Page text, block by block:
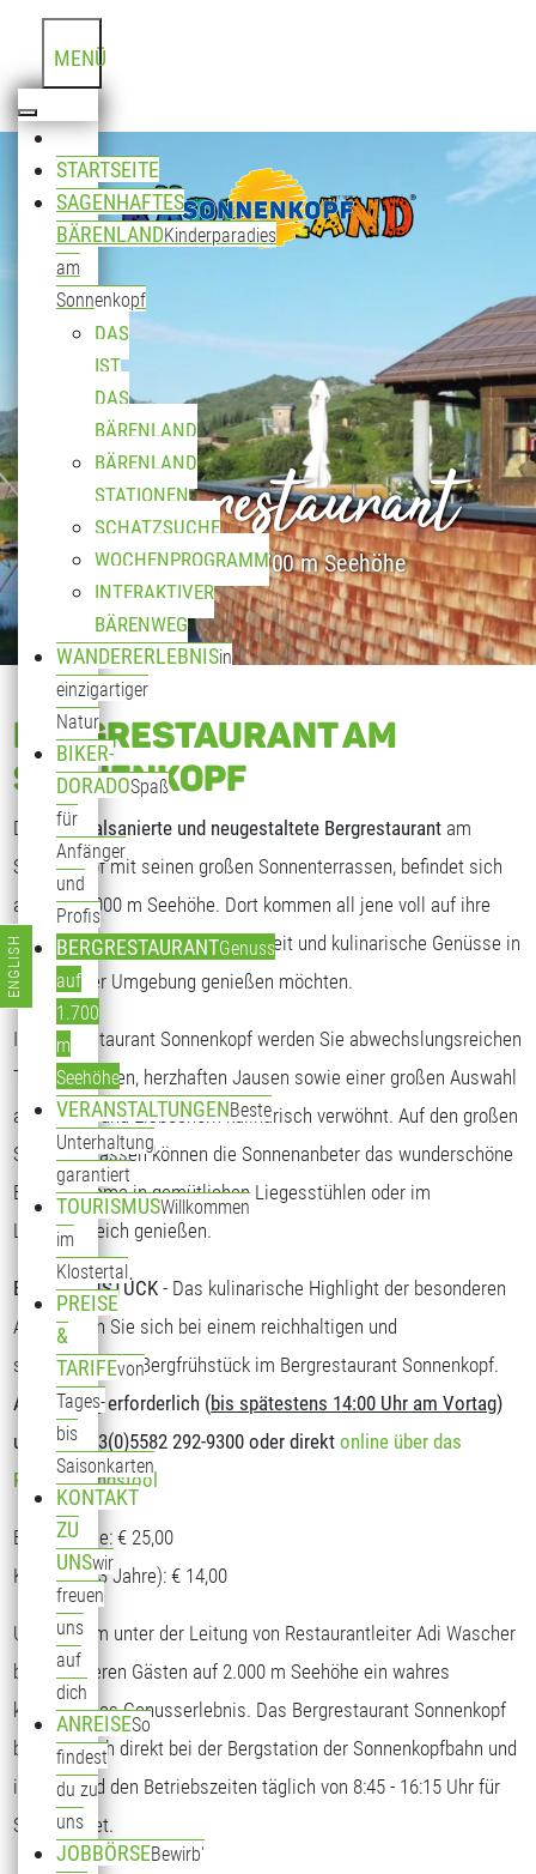
MENÜ
STARTSEITE
SAGENHAFTES
BÄRENLANDKinderparadies
am
Sonnenkopf
DAS
IST
DAS
BÄRENLAND
BÄRENLAND
STATIONEN
SCHATZSUCHE
WOCHENPROGRAMM
INTERAKTIVER
BÄRENWEG
WANDERERLEBNISin
einzigartiger
Natur
BIKER-
DORADOSpaß
für
Anfänger
und
Profis
BERGRESTAURANTGenuss
auf
1.700
m
Seehöhe
VERANSTALTUNGENBeste
Unterhaltung
garantiert
TOURISMUSWillkommen
im
Klostertal
PREISE
&
TARIFEvon
Tages-
bis
Saisonkarten
KONTAKT
ZU
UNSwir
freuen
uns
auf
dich
ANREISESo
findest
du zu
uns
JOBBÖRSEBewirb'
Bergrestaurant
Genuss auf 1.700 m Seehöhe
BERGRESTAURANT AM
SONNENKOPF
Das generalsanierte und neugestaltete Bergrestaurant am
Sonnenkopf mit seinen großen Sonnenterrassen, befindet sich
auf fast 2.000 m Seehöhe. Dort kommen all jene voll auf ihre
Kosten, die freundliche Gastlichkeit und kulinarische Genüsse in
traumhafter Umgebung genießen möchten.
Im Bergrestaurant Sonnenkopf werden Sie abwechslungsreichen
Tagesgerichten, herzhaften Jausen sowie einer großen Auswahl
an Kuchen und Eisbechern kulinarisch verwöhnt. Auf den großen
Sonnenterrassen können die Sonnenanbeter das wunderschöne
Bergpanorama in gemütlichen Liegesstühlen oder im
Loungebereich genießen.
BERGFRÜHSTÜCK - Das kulinarische Highlight der besonderen
Art. Stärken Sie sich bei einem reichhaltigen und
schmackhaften Bergfrühstück im Bergrestaurant Sonnenkopf.
Anmeldung erforderlich (bis spätestens 14:00 Uhr am Vortag)
unter T: +43(0)5582 292-9300 oder direktonline über das
Reservierungstool
Erwachsene: € 25,00
Kinder (5-13 Jahre): € 14,00
Unser Team unter der Leitung von Restaurantleiter Adi Wascher
bietet unseren Gästen auf 2.000 m Seehöhe ein wahres
kulinarisches Genusserlebnis. Das Bergrestaurant Sonnenkopf
befindet sich direkt bei der Bergstation der Sonnenkopfbahn und
ist während den Betriebszeiten täglich von 8:45 - 16:15 Uhr für
Sie geöffnet.
Sprache auswählen
ENGLISH